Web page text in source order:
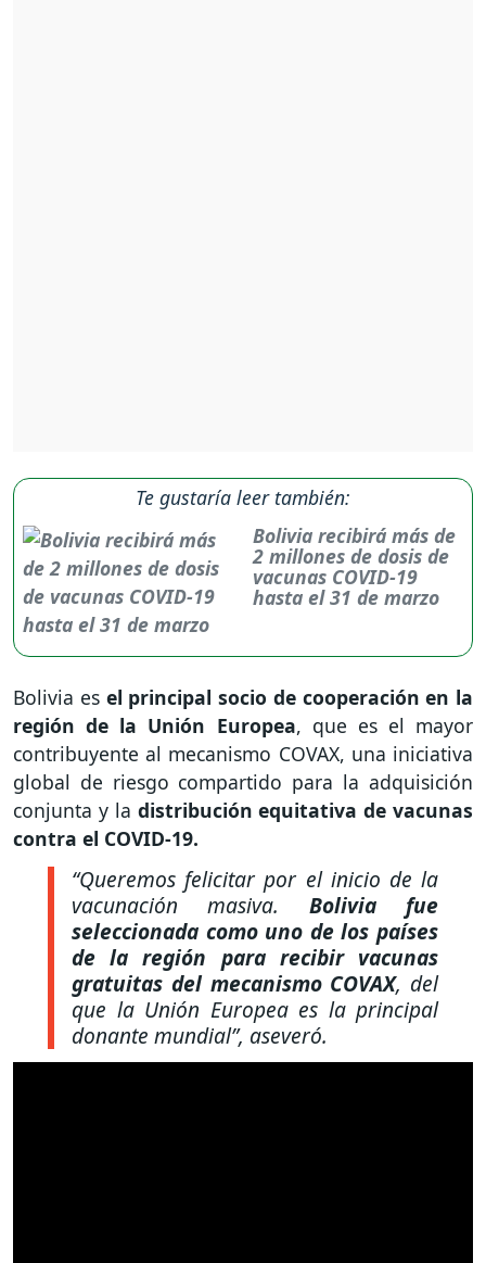
Te gustaría leer también:
Bolivia recibirá más de
2 millones de dosis de
vacunas COVID-19
hasta el 31 de marzo
Bolivia es el principal socio de cooperación en la
región de la Unión Europea, que es el mayor
contribuyente al mecanismo COVAX, una iniciativa
global de riesgo compartido para la adquisición
conjunta y la distribución equitativa de vacunas
contra el COVID-19.
“Queremos felicitar por el inicio de la
vacunación masiva. Bolivia fue
seleccionada como uno de los países
de la región para recibir vacunas
gratuitas del mecanismo COVAX, del
que la Unión Europea es la principal
donante mundial”, aseveró.